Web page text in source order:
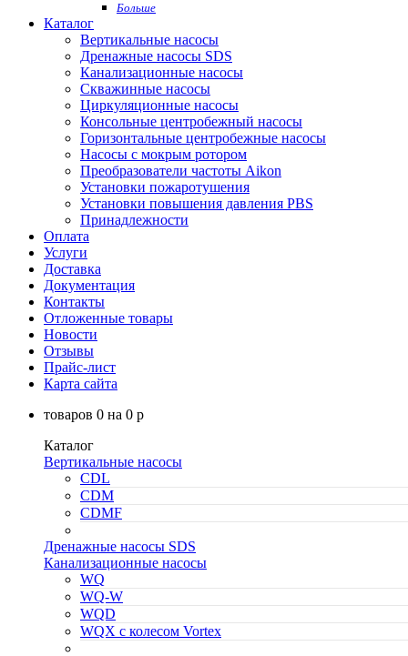
Больше
Каталог
Вертикальные насосы
Дренажные насосы SDS
Канализационные насосы
Скважинные насосы
Циркуляционные насосы
Консольные центробежный насосы
Горизонтальные центробежные насосы
Насосы с мокрым ротором
Преобразователи частоты Aikon
Установки пожаротушения
Установки повышения давления PBS
Принадлежности
Оплата
Услуги
Доставка
Документация
Контакты
Отложенные товары
Новости
Отзывы
Прайс-лист
Карта сайта
товаров 0 на 0 p
Каталог
Вертикальные насосы
CDL
CDM
CDMF
Дренажные насосы SDS
Канализационные насосы
WQ
WQ-W
WQD
WQX с колесом Vortex